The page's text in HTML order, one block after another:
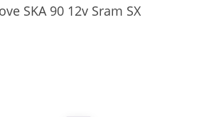
SKA 90 12v Sram SX